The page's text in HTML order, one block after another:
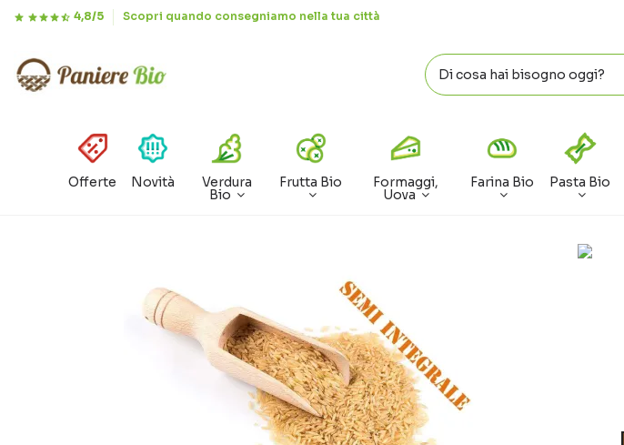
4,8/5 Scopri quando consegniamo nella tua città
Offerte Novità Verdura
Bio
Frutta Bio Formaggi,
Uova
Farina Bio Pasta Bio